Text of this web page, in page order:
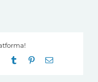
WhatsApp
Tumblr Pinterest
E-